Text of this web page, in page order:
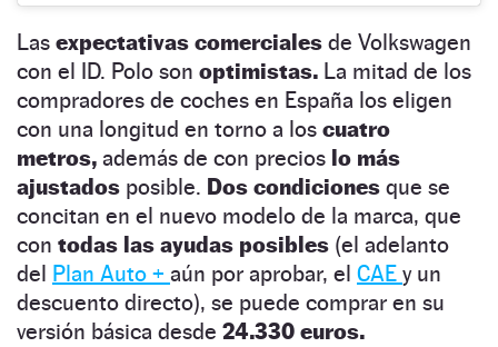
Las expectativas comerciales de Volkswagen
con el ID. Polo son optimistas. La mitad de los
compradores de coches en España los eligen
con una longitud en torno a los cuatro
metros, además de con precios lo más
ajustados posible. Dos condiciones que se
concitan en el nuevo modelo de la marca, que
con todas las ayudas posibles (el adelanto
del Plan Auto + aún por aprobar, el CAE y un
descuento directo), se puede comprar en su
versión básica desde 24.330 euros.